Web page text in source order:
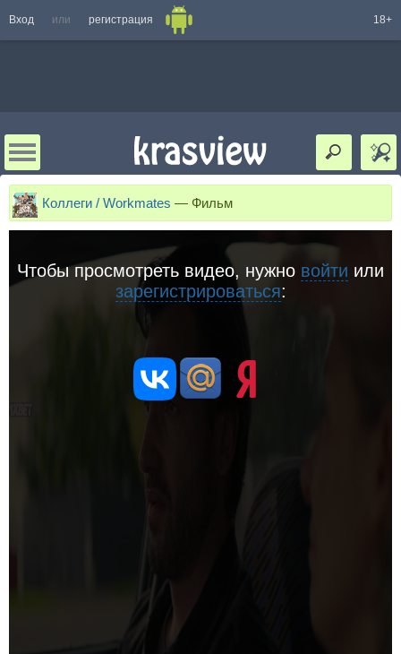
Вход или регистрация 18+
Коллеги / Workmates — Фильм
Чтобы просмотреть видео, нужно войти или
зарегистрироваться: